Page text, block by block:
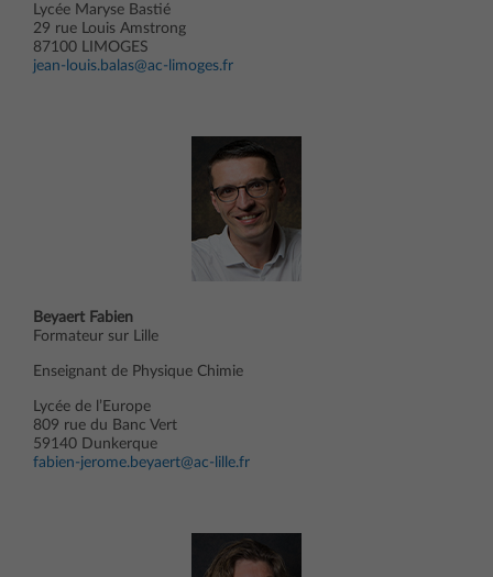
Lycée Maryse Bastié
29 rue Louis Amstrong
87100 LIMOGES
jean-louis.balas@ac-limoges.fr
Beyaert Fabien
Formateur sur Lille
Enseignant de Physique Chimie
Lycée de l’Europe
809 rue du Banc Vert
59140 Dunkerque
fabien-jerome.beyaert@ac-lille.fr